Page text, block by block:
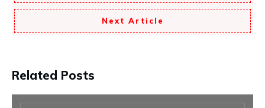
Next Article
Related Posts